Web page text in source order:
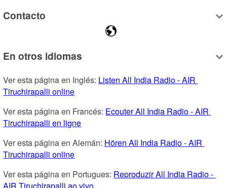
Contacto
En otros idiomas
Ver esta página en Inglés: Listen All India Radio - AIR
Tiruchirapalli online
Ver esta página en Francés: Ecouter All India Radio - AIR
Tiruchirapalli en ligne
Ver esta página en Alemán: Hören All India Radio - AIR
Tiruchirapalli online
Ver esta página en Portugues: Reproduzir All India Radio -
AIR Tiruchirapalli ao vivo